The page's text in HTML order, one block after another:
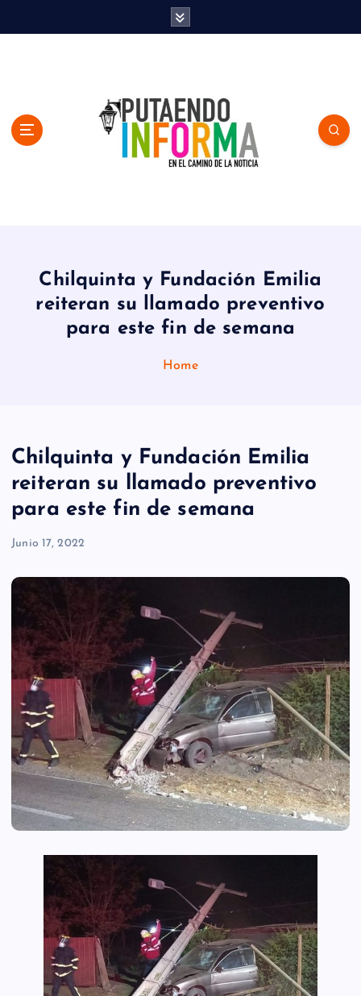
Chilquinta y Fundación Emilia
reiteran su llamado preventivo
para este fin de semana
Home
Chilquinta y Fundación Emilia
reiteran su llamado preventivo
para este fin de semana
Junio 17, 2022